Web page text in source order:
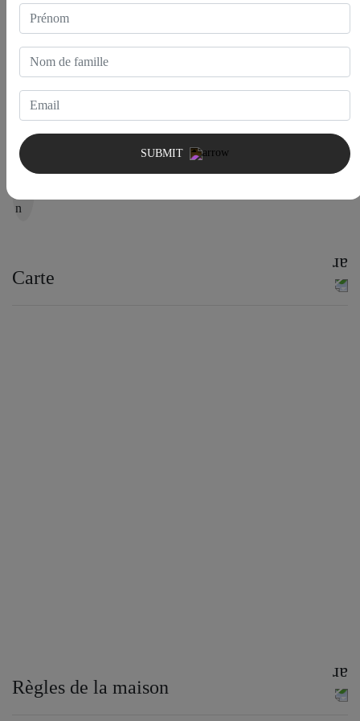
Système de sécurité domestique
Système audio
Bar avec évier
Carte
Règles de la maison
SUBMIT